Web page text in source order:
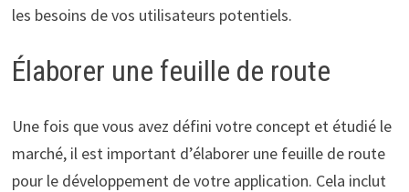
les besoins de vos utilisateurs potentiels.
Élaborer une feuille de route
Une fois que vous avez défini votre concept et étudié le
marché, il est important d’élaborer une feuille de route
pour le développement de votre application. Cela inclut